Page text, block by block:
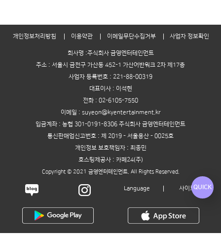
QUICK
개인정보처리방침 이용약관 이메일무단수집거부 사업자 정보확인
회사명 :주식회사 금영엔터테인먼트
주소 : 서울시 금천구 가산동 452-1 가산어반워크 2차 제17층
사업자 등록번호 : 221-88-00319
대표이사 : 이석현
전화 : 02-6105-7550
이메일 : suyeon@kyentertainment.kr
입금계좌 : 농협 301-0191-8306 주식회사 금영엔터테인먼트
통신판매업신고번호 : 제 2019 - 서울용산 - 0025호
개인정보 보호책임자 : 최종민
호스팅제공사 : 카페24(주)
Copyright © 2021 금영엔터테인먼트. All Rights Reserved.
Language 사이트맵